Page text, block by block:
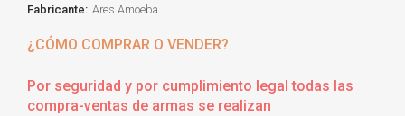
Fabricante: Ares Amoeba
¿CÓMO COMPRAR O VENDER?
Por seguridad y por cumplimiento legal todas las
compra-ventas de armas se realizan